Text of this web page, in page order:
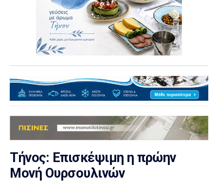
Τήνος: Επισκέψιμη η πρώην
Μονή Ουρσουλινών